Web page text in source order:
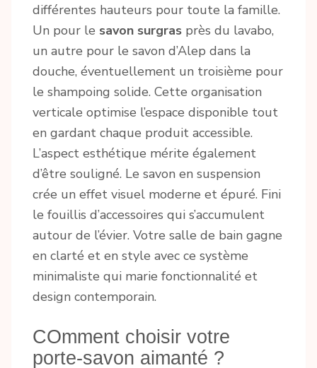
différentes hauteurs pour toute la famille.
Un pour le savon surgras près du lavabo,
un autre pour le savon d’Alep dans la
douche, éventuellement un troisième pour
le shampoing solide. Cette organisation
verticale optimise l’espace disponible tout
en gardant chaque produit accessible.
L’aspect esthétique mérite également
d’être souligné. Le savon en suspension
crée un effet visuel moderne et épuré. Fini
le fouillis d’accessoires qui s’accumulent
autour de l’évier. Votre salle de bain gagne
en clarté et en style avec ce système
minimaliste qui marie fonctionnalité et
design contemporain.
COmment choisir votre
porte-savon aimanté ?